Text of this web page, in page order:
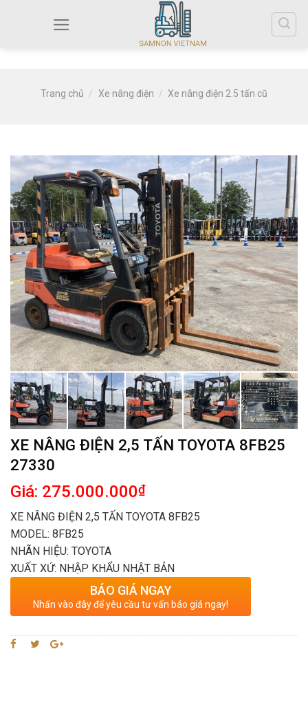
Trang chủ / Xe nâng điện / Xe nâng điện 2.5 tấn cũ
XE NÂNG ĐIỆN 2,5 TẤN TOYOTA 8FB25
27330
Giá: 275.000.000₫
XE NÂNG ĐIỆN 2,5 TẤN TOYOTA 8FB25
MODEL: 8FB25
NHÃN HIỆU: TOYOTA
XUẤT XỨ: NHẬP KHẨU NHẬT BẢN
BÁO GIÁ NGAY
Nhấn vào đây để yêu cầu tư vấn báo giá ngay!